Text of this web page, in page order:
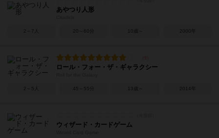
あやつり人形
2～7人 20～60分 10歳～ 2000年
ロール・フォー・ザ・ギャラクシー
2～5人 45～55分 13歳～ 2014年
ウィザード・カードゲーム